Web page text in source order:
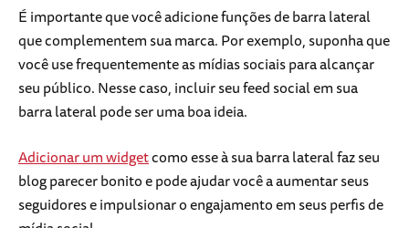
É importante que você adicione funções de barra lateral
que complementem sua marca. Por exemplo, suponha que
você use frequentemente as mídias sociais para alcançar
seu público. Nesse caso, incluir seu feed social em sua
barra lateral pode ser uma boa ideia.
Adicionar um widgetcomo esse à sua barra lateral faz seu
blog parecer bonito e pode ajudar você a aumentar seus
seguidores e impulsionar o engajamento em seus perfis de